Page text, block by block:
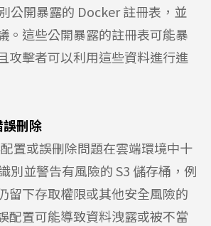
公開暴露的 Docker 註冊表，並
。這些公開暴露的註冊表可能暴
攻擊者可以利用這些資料進行進
刪除
置或誤刪除問題在雲端環境中十
別並警告有風險的 S3 儲存桶，例
留下存取權限或其他安全風險的
配置可能導致資料洩露或被不當